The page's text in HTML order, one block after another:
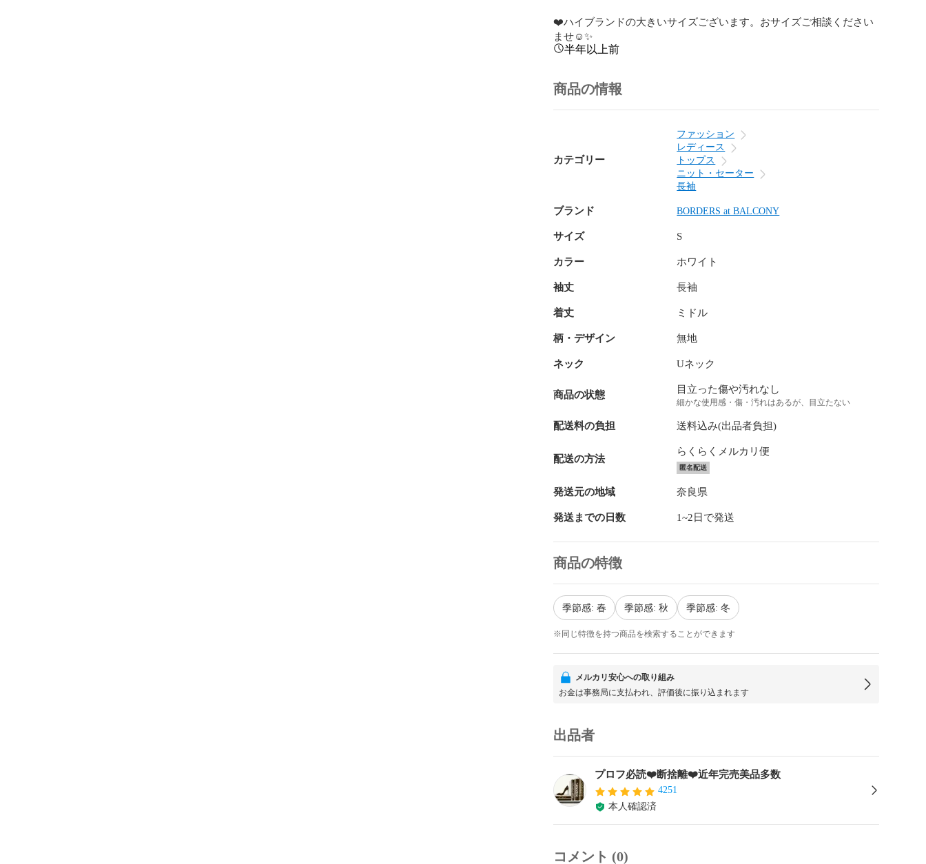
❤️ハイブランドの大きいサイズございます。おサイズご相談ください
ませ☺︎✨
半年以上前
商品の情報
カテゴリー
ファッション
レディース
トップス
ニット・セーター
長袖
ブランド BORDERS at BALCONY
サイズ S
カラー ホワイト
袖丈 長袖
着丈 ミドル
柄・デザイン 無地
ネック Uネック
商品の状態 目立った傷や汚れなし
細かな使用感・傷・汚れはあるが、目立たない
配送料の負担 送料込み(出品者負担)
配送の方法
らくらくメルカリ便
匿名配送
発送元の地域 奈良県
発送までの日数 1~2日で発送
商品の特徴
季節感: 春 季節感: 秋 季節感: 冬
※同じ特徴を持つ商品を検索することができます
メルカリ安心への取り組み
お金は事務局に支払われ、評価後に振り込まれます
出品者
プロフ必読❤️断捨離❤️近年完売美品多数
4251
本人確認済
コメント (0)